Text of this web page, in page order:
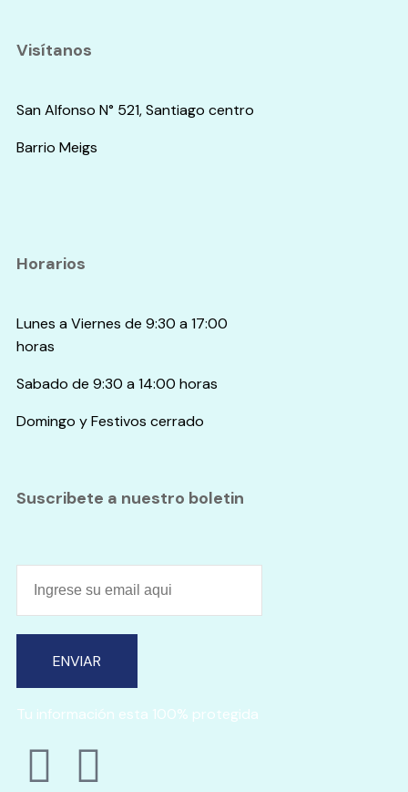
Visítanos
San Alfonso N° 521, Santiago centro
Barrio Meigs
Horarios
Lunes a Viernes de 9:30 a 17:00
horas
Sabado de 9:30 a 14:00 horas
Domingo y Festivos cerrado
Suscribete a nuestro boletin
ENVIAR
Tu información esta 100% protegida